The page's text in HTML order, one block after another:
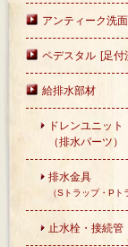
アンティーク洗
ペデスタル [足付
給排水部材
ドレンユニット
（排水パーツ）
排水金具
（Sトラップ・Pト
止水栓・接続管